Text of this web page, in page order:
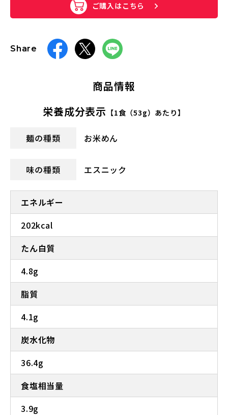
ご購入はこちら
Share
商品情報
栄養成分表示 【1食（53g）あたり】
麺の種類 お米めん
味の種類 エスニック
エネルギー
202kcal
たん白質
4.8g
脂質
4.1g
炭水化物
36.4g
食塩相当量
3.9g